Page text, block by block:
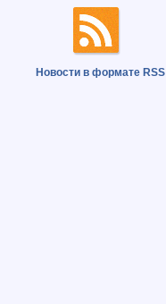
Новости в формате RSS